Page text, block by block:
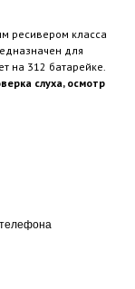
ресивером класса
для
на 312 батарейке.
слуха, осмотр